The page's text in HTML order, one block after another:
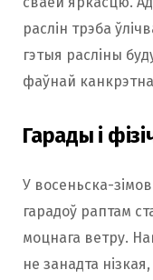
раслін трэба
гэтыя расліны
фаўнай
Гарады і
У восеньска-
гарадоў раптам
моцнага ветру.
не занадта